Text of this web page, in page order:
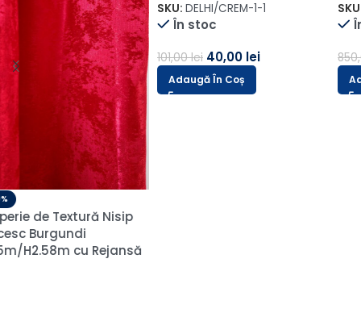
SKU: DELHI/CREM-1-1
101,00 40,00lei
Adaugă În Coș
SKU:Bali-06-2
În stoc
850,00lei 340,00
Adaugă În Coș
HALA V7 Complex Victoria, Strada Moara
Domnească 8,
077102 Afumați